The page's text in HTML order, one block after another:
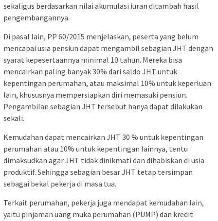
sekaligus berdasarkan nilai akumulasi iuran ditambah hasil
pengembangannya.
Di pasal lain, PP 60/2015 menjelaskan, peserta yang belum
mencapai usia pensiun dapat mengambil sebagian JHT dengan
syarat kepesertaannya minimal 10 tahun. Mereka bisa
mencairkan paling banyak 30% dari saldo JHT untuk
kepentingan perumahan, atau maksimal 10% untuk keperluan
lain, khususnya mempersiapkan diri memasuki pensiun.
Pengambilan sebagian JHT tersebut hanya dapat dilakukan
sekali.
Kemudahan dapat mencairkan JHT 30 % untuk kepentingan
perumahan atau 10% untuk kepentingan lainnya, tentu
dimaksudkan agar JHT tidak dinikmati dan dihabiskan di usia
produktif. Sehingga sebagian besar JHT tetap tersimpan
sebagai bekal pekerja di masa tua.
Terkait perumahan, pekerja juga mendapat kemudahan lain,
yaitu pinjaman uang muka perumahan (PUMP) dan kredit